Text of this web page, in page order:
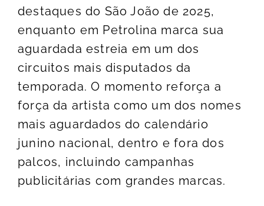
destaques do São João de 2025,
enquanto em Petrolina marca sua
aguardada estreia em um dos
circuitos mais disputados da
temporada. O momento reforça a
força da artista como um dos nomes
mais aguardados do calendário
junino nacional, dentro e fora dos
palcos, incluindo campanhas
publicitárias com grandes marcas.